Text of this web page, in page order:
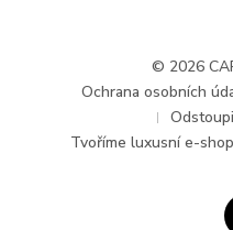
© 2026
Ochrana osobních
Tvoříme luxusní e-